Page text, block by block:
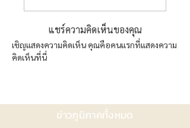
แชร์ความคิดเห็นของคุณ
เชิญแสดงความคิดเห็น คุณคือคนแรกที่แสดงความ
คิดเห็นที่นี่
ข่าวภูมิภาคทั้งหมด